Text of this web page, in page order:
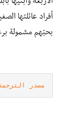
الأربعة وابنيها
أفراد عائلتها
بحبّهم مشمولة
مصدر